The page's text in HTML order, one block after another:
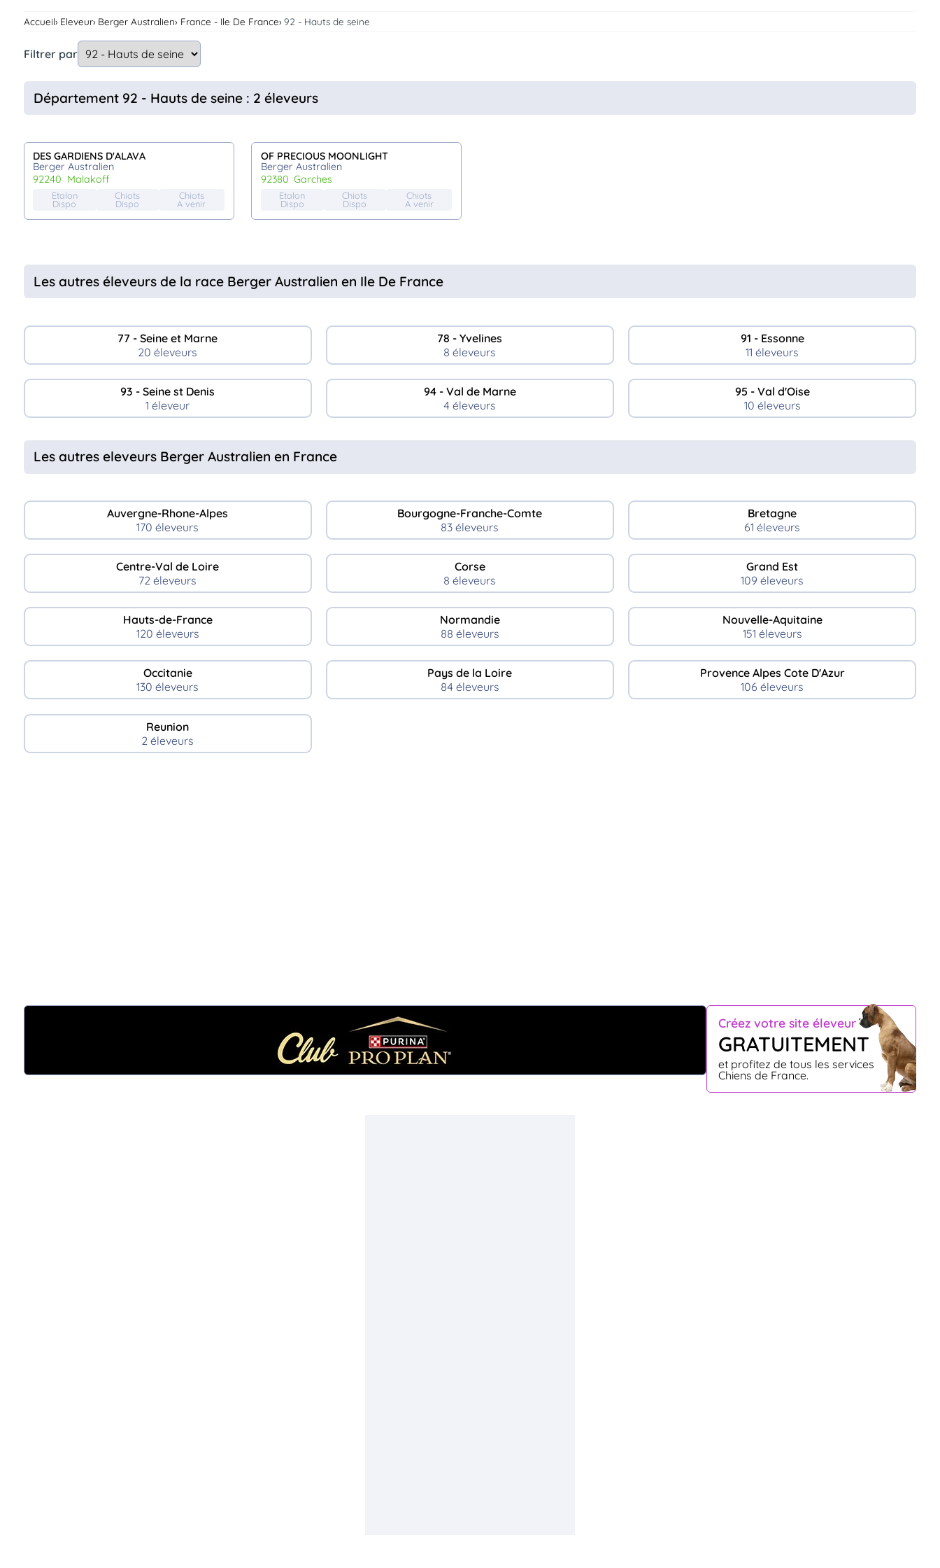
Connexion
Accueil Eleveur Berger Australien France - Ile De France 92 - Hauts de seine
Filtrer par
Département 92 - Hauts de seine : 2 éleveurs
DES GARDIENS D'ALAVA
Berger Australien
92240
malakoff
Etalon
Dispo
Chiots
Dispo
Chiots
A venir
OF PRECIOUS MOONLIGHT
Berger Australien
92380
garches
Etalon
Dispo
Chiots
Dispo
Chiots
A venir
Les autres éleveurs de la race Berger Australien en Ile De France
77 - Seine et Marne
20 éleveurs
78 - Yvelines
8 éleveurs
91 - Essonne
11 éleveurs
93 - Seine st Denis
1 éleveur
94 - Val de Marne
4 éleveurs
95 - Val d'Oise
10 éleveurs
Les autres eleveurs Berger Australien en France
Auvergne-Rhone-Alpes
170 éleveurs
Bourgogne-Franche-Comte
83 éleveurs
Bretagne
61 éleveurs
Centre-Val de Loire
72 éleveurs
Corse
8 éleveurs
Grand Est
109 éleveurs
Hauts-de-France
120 éleveurs
Normandie
88 éleveurs
Nouvelle-Aquitaine
151 éleveurs
Occitanie
130 éleveurs
Pays de la Loire
84 éleveurs
Provence Alpes Cote D'Azur
106 éleveurs
Reunion
2 éleveurs
Créez votre site éleveur
GRATUITEMENT
et profitez de tous les services
Chiens de France.